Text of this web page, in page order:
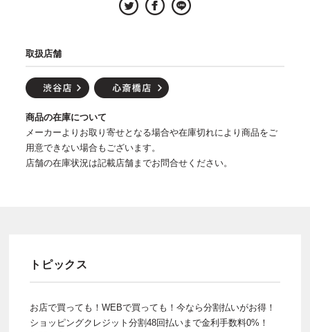
取扱店舗
商品の在庫について
メーカーよりお取り寄せとなる場合や在庫切れにより商品をご
用意できない場合もございます。
店舗の在庫状況は記載店舗までお問合せください。
トピックス
お店で買っても！WEBで買っても！今なら分割払いがお得！
ショッピングクレジット分割48回払いまで金利手数料0%！